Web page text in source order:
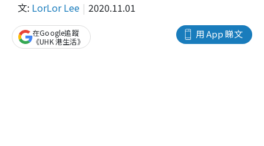
文: LorLor Lee 2020.11.01
用 App 睇文
在Google追蹤
《UHK 港生活》